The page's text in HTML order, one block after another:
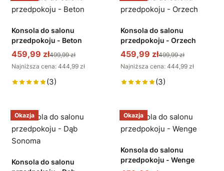
Konsola do salonu
przedpokoju - Beton
459,99 zł499,99 zł
Najniższa cena: 444,99 zł
(3)
Konsola do salonu
przedpokoju - Orzech
459,99 zł499,99 zł
Najniższa cena: 444,99 zł
(3)
Okazja
Konsola do salonu
Okazja
Konsola do salonu
przedpokoju - Wenge